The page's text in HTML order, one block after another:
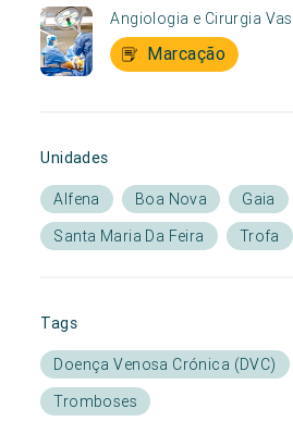
Angiologia e Cirurgia
Marcação
Unidades
Alfena Boa Nova Gaia
Santa Maria Da Feira
Trofa
Tags
Doença Venosa Crónica (DVC)
Tromboses